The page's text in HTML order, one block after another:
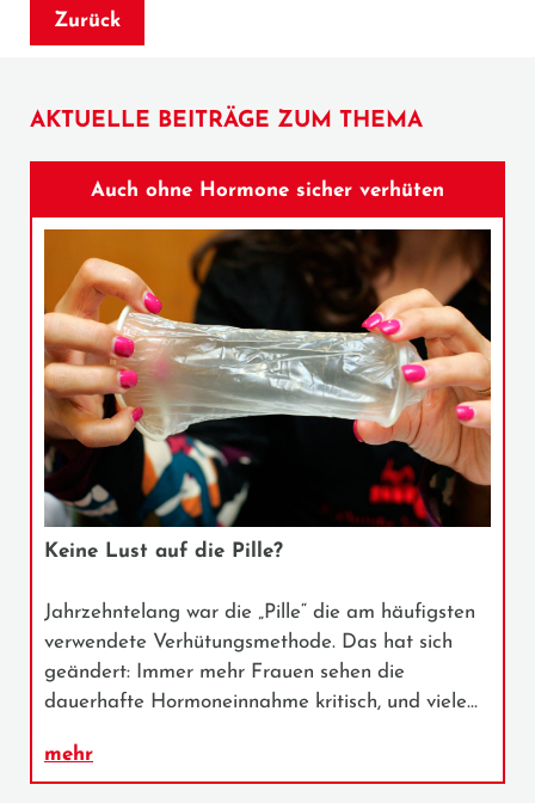
Zurück
AKTUELLE BEITRÄGE ZUM THEMA
Auch ohne Hormone sicher verhüten
Keine Lust auf die Pille?
Jahrzehntelang war die „Pille“ die am häufigsten
verwendete Verhütungsmethode. Das hat sich
geändert: Immer mehr Frauen sehen die
dauerhafte Hormoneinnahme kritisch, und viele…
mehr